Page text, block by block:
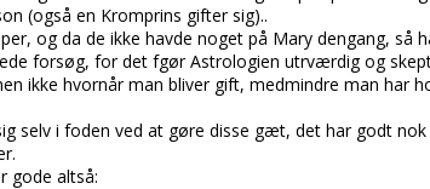
(også en Kromprins gifter sig)..
og da de ikke havde noget på Mary dengang, så
forsøg, for det fgør Astrologien utrværdig og
ikke hvornår man bliver gift, medmindre man har
selv i foden ved at gøre disse gæt, det har godt
gode altså: